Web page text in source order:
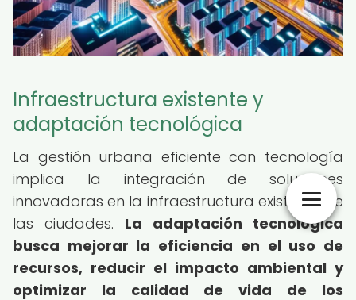
Infraestructura existente y
adaptación tecnológica
La gestión urbana eficiente con tecnología
implica la integración de soluciones
innovadoras en la infraestructura existente de
las ciudades. La adaptación tecnológica
busca mejorar la eficiencia en el uso de
recursos, reducir el impacto ambiental y
optimizar la calidad de vida de los